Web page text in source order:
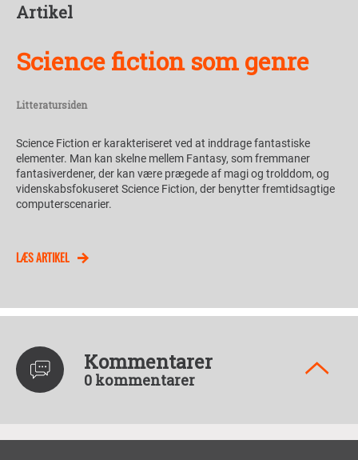
Artikel
Science fiction som genre
Litteratursiden
Science Fiction er karakteriseret ved at inddrage fantastiske
elementer. Man kan skelne mellem Fantasy, som fremmaner
fantasiverdener, der kan være prægede af magi og trolddom, og
videnskabsfokuseret Science Fiction, der benytter fremtidsagtige
computerscenarier.
LÆS ARTIKEL
Kommentarer
0 kommentarer